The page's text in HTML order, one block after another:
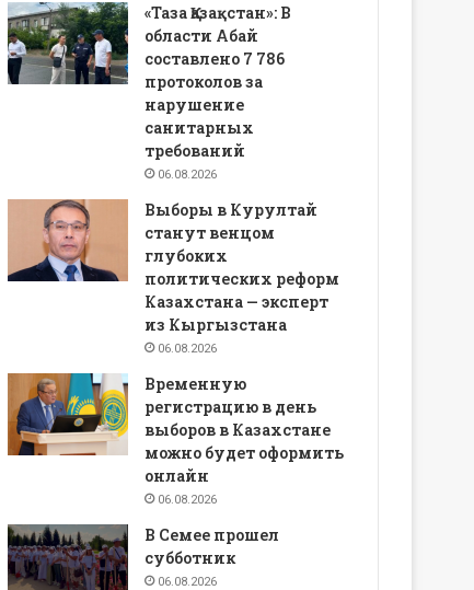
«Таза Қазақстан»: В
области Абай
составлено 7 786
протоколов за
нарушение
санитарных
требований
06.08.2026
Выборы в Курултай
станут венцом
глубоких
политических реформ
Казахстана — эксперт
из Кыргызстана
06.08.2026
Временную
регистрацию в день
выборов в Казахстане
можно будет оформить
онлайн
06.08.2026
В Семее прошел
субботник
06.08.2026